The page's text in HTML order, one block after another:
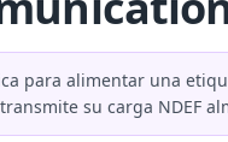
para alimentar una
su carga NDEF